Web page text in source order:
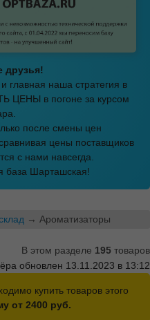
друзья!
главная наша стратегия в
ЦЕНЫ в погоне за курсом
после смены цен
цены поставщиков
с нами навсегда.
база Шарташская!
→ Ароматизаторы
В этом разделе 195 товаров
обновлен 13.11.2023 в 13:12
купить товаров этого
от 2400 руб.